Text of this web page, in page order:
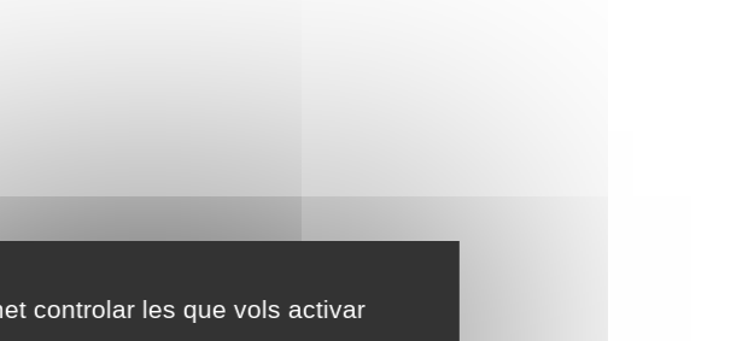
controlar les que vols activar